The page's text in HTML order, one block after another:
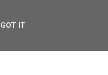
GOT IT